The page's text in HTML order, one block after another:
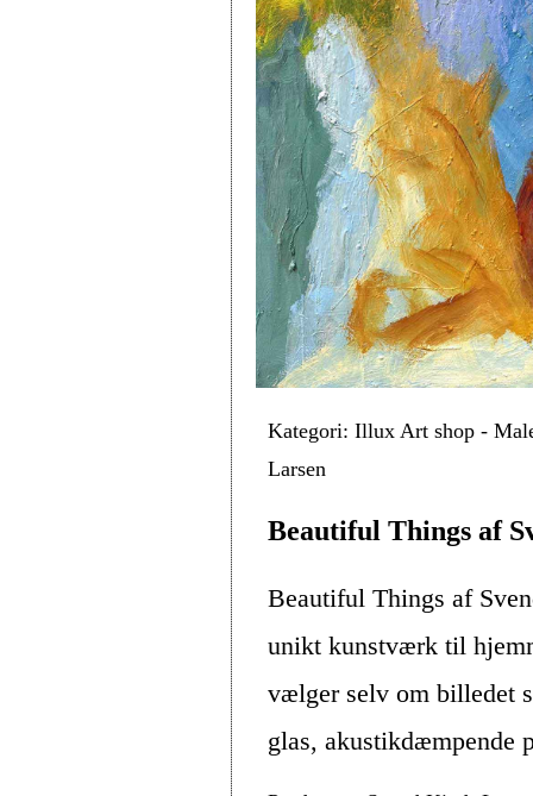
Kategori: Illux Art shop -
Larsen
Beautiful Things af
Beautiful Things af
unikt kunstværk til
vælger selv om billedet
glas, akustikdæmpende